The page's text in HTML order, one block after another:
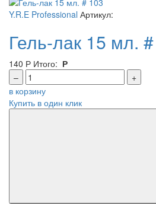
Y.R.E Professional Артикул:
Гель-лак 15 мл.
140 Р Итого: Р
–
+
в корзину
Купить в один клик